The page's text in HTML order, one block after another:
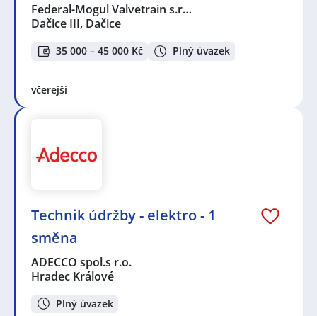
Federal-Mogul Valvetrain s.r…
Dačice III, Dačice
35 000 – 45 000 Kč Plný úvazek
včerejší
Technik údržby - elektro - 1
směna
ADECCO spol.s r.o.
Hradec Králové
Plný úvazek